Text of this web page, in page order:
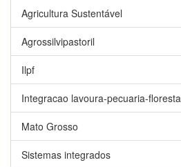
Agricultura Sustentável
Agrossilvipastoril
Ilpf
Integracao lavoura-pecuaria-floresta
Mato Grosso
Sistemas integrados